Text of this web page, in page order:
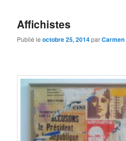
Affichistes
Publié leoctobre 25, 2014parCarmen